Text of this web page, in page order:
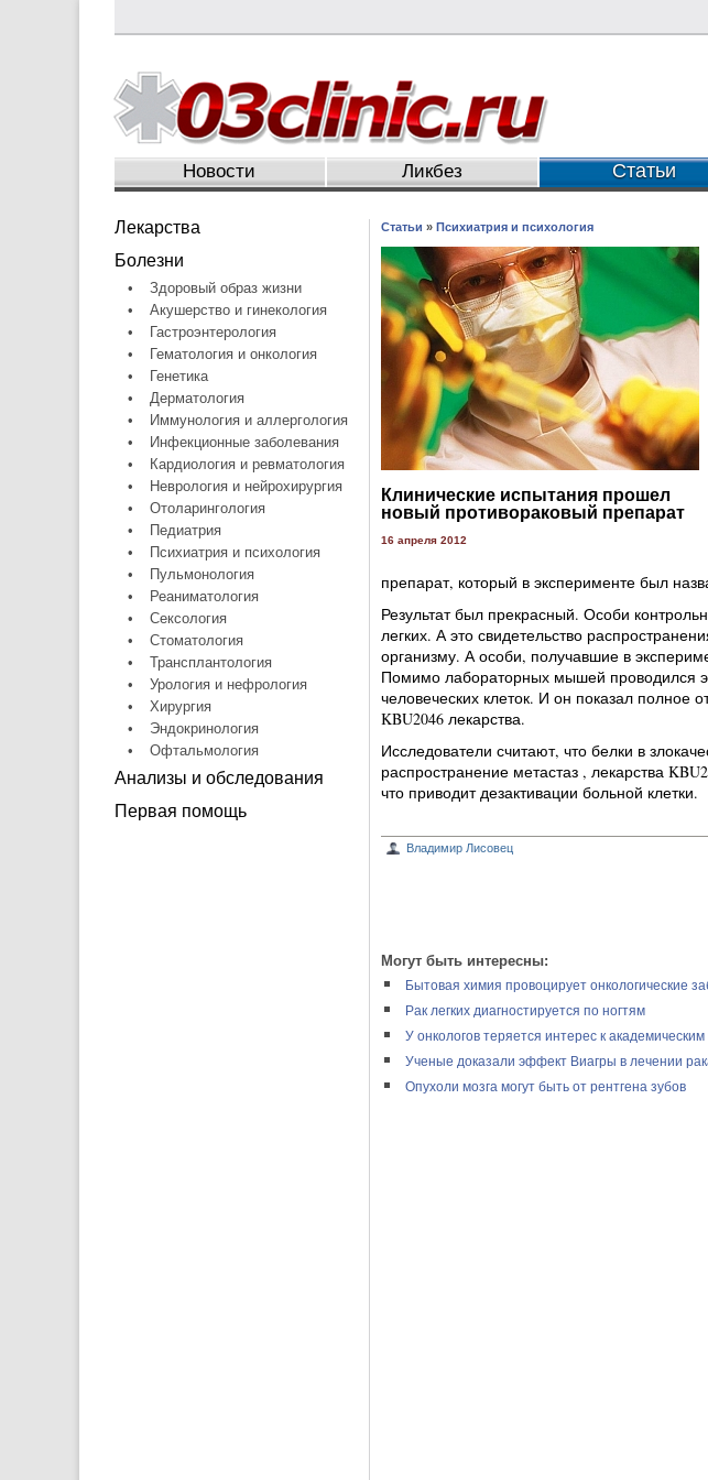
Новости Ликбез Статьи
Лекарства
Болезни
•
Здоровый образ жизни
•
Акушерство и гинекология
•
Гастроэнтерология
•
Гематология и онкология
•
Генетика
•
Дерматология
•
Иммунология и аллергология
•
Инфекционные заболевания
•
Кардиология и ревматология
•
Неврология и нейрохирургия
•
Отоларингология
•
Педиатрия
•
Психиатрия и психология
•
Пульмонология
•
Реаниматология
•
Сексология
•
Стоматология
•
Трансплантология
•
Урология и нефрология
•
Хирургия
•
Эндокринология
•
Офтальмология
Анализы и обследования
Первая помощь
Статьи » Психиатрия и психология
Клинические испытания прошел
новый противораковый препарат
16 апреля 2012
препарат, который в эксперименте был
Результат был прекрасный. Особи
легких. А это свидетельство
организму. А особи, получавшие в
Помимо лабораторных мышей проводился
человеческих клеток. И он показал полное
KBU2046 лекарства.
Исследователи считают, что белки в
распространение метастаз , лекарства
что приводит дезактивации больной клетки.
Владимир Лисовец
Могут быть интересны:
Бытовая химия провоцирует онкологические
Рак легких диагностируется по ногтям
У онкологов теряется интерес к
Ученые доказали эффект Виагры в лечении
Опухоли мозга могут быть от рентгена зубов